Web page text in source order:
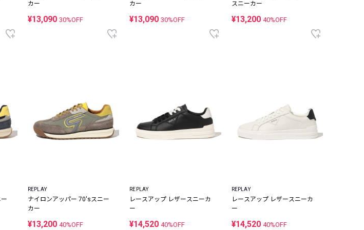
カー
¥13,090 30%OFF
カー
¥13,09030%OFF
スニーカー
¥13,200 40%OFF
REPLAY
ナイロンアッパー 70'sスニー
カー
¥13,200 40%OFF
REPLAY
レースアップ レザースニーカ
ー
¥14,52040%OFF
REPLAY
レースアップ レザースニーカ
ー
¥14,520 40%OFF